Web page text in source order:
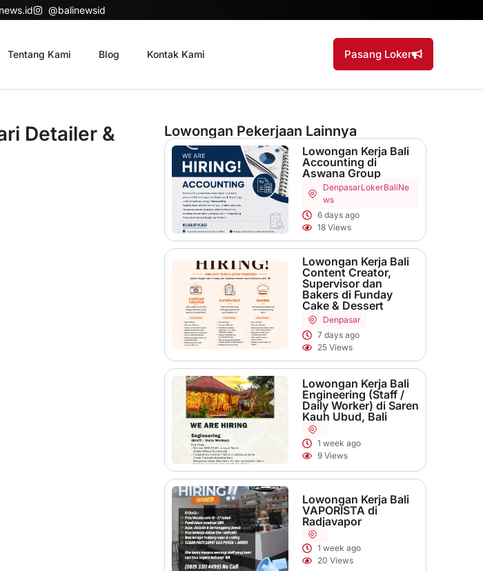
@balinewsid
Tentang Kami Blog Kontak Kami Pasang Loker
Detailer &
Lowongan Pekerjaan Lainnya
Lowongan Kerja Bali
Accounting di
Aswana Group
DenpasarLokerBaliNe
ws
6 days ago
18 Views
Lowongan Kerja Bali
Content Creator,
Supervisor dan
Bakers di Funday
Cake & Dessert
Denpasar
7 days ago
25 Views
Lowongan Kerja Bali
Engineering (Staff /
Daily Worker) di Saren
Kauh Ubud, Bali
1 week ago
9 Views
Lowongan Kerja Bali
VAPORISTA di
Radjavapor
1 week ago
20 Views